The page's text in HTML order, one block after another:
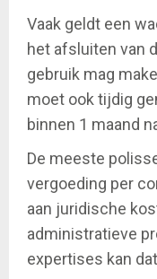
Vaak geldt een
het afsluiten van
gebruik mag
moet ook tijdig
binnen 1 maand
De meeste
vergoeding per
aan juridische
administratieve
expertises kan